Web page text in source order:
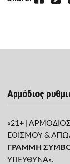
Αρμόδιος
«21+ |
ΕΘΙΣΜΟΥ &
ΓΡΑΜΜΗ
ΥΠΕΥΘΥΝΑ».